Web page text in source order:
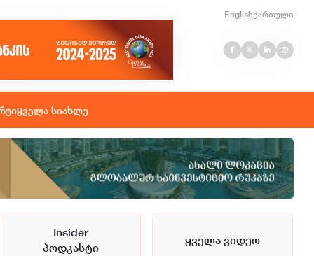
Englishქართული
ყველა სიახლე
Insider
პოდკასტი
ყველა ვიდეო